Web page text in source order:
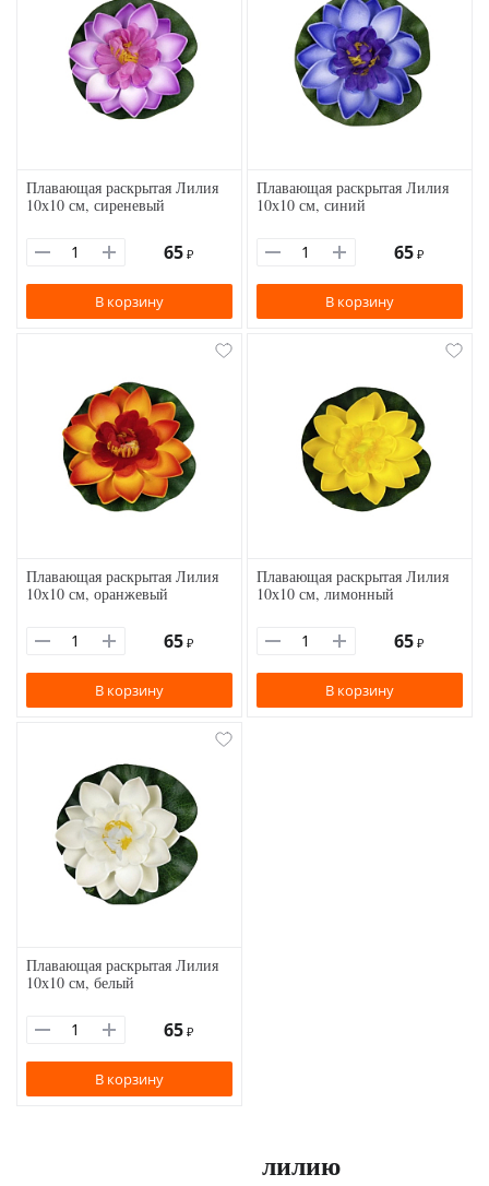
Плавающая раскрытая Лилия
10х10 см, сиреневый
65 ₽
В корзину
Плавающая раскрытая Лилия
10х10 см, синий
65 ₽
В корзину
Плавающая раскрытая Лилия
10х10 см, оранжевый
65 ₽
В корзину
Плавающая раскрытая Лилия
10х10 см, лимонный
65 ₽
В корзину
Плавающая раскрытая Лилия
10х10 см, белый
65 ₽
В корзину
лилию